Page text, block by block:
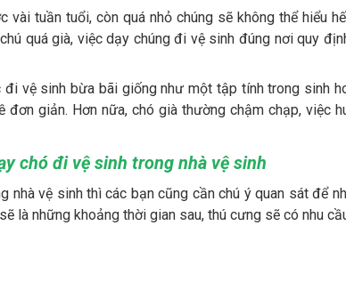
tuần tuổi, còn quá nhỏ chúng sẽ không thể hiểu
quá già, việc dạy chúng đi vệ sinh đúng nơi quy
vệ sinh bừa bãi giống như một tập tính trong sinh
giản. Hơn nữa, chó già thường chậm chạp, việc
chó đi vệ sinh trong nhà vệ sinh
nhà vệ sinh thì các bạn cũng cần chú ý quan sát để
là những khoảng thời gian sau, thú cưng sẽ có nhu